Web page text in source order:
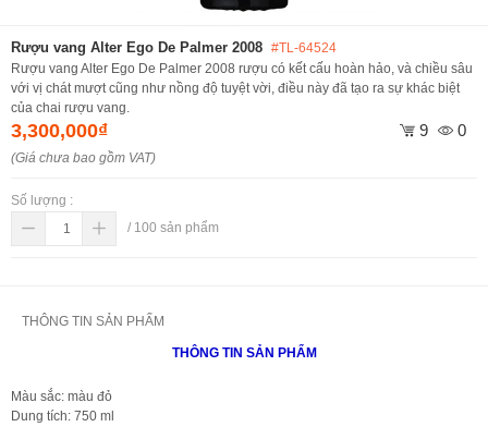
Rượu vang Alter Ego De Palmer 2008 #TL-64524
Rượu vang Alter Ego De Palmer 2008 rượu có kết cấu hoàn hảo, và chiều sâu
với vị chát mượt cũng như nồng độ tuyệt vời, điều này đã tạo ra sự khác biệt
của chai rượu vang.
3,300,000₫ 9 0
(Giá chưa bao gồm VAT)
Số lượng :
/ 100 sản phẩm
THÔNG TIN SẢN PHẨM
THÔNG TIN SẢN PHẨM
Màu sắc: màu đỏ
Dung tích: 750 ml